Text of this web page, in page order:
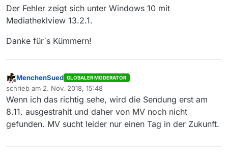
Der Fehler zeigt sich unter Windows 10 mit
Mediatheklview 13.2.1.
Danke für`s Kümmern!
Offline
MenchenSued GLOBALER MODERATOR
schrieb am 2. Nov. 2018, 15:48
zuletzt editiert von
Wenn ich das richtig sehe, wird die Sendung erst am
8.11. ausgestrahlt und daher von MV noch nicht
gefunden. MV sucht leider nur einen Tag in der Zukunft.